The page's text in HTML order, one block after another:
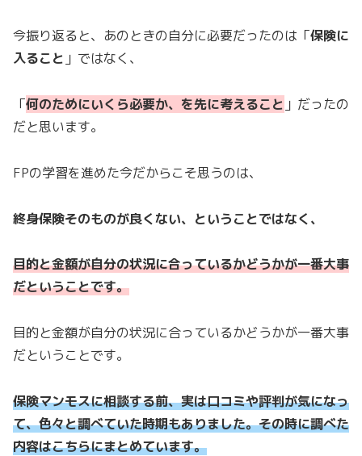
今振り返ると、あのときの自分に必要だったのは「保険に
入ること 」ではなく、
「何のためにいくら必要か、を先に考えること 」だったの
だと思います。
FPの学習を進めた今だからこそ思うのは、
終身保険そのものが良くない、ということではなく、
目的と金額が自分の状況に合っているかどうかが一番大事
だということです。
目的と金額が自分の状況に合っているかどうかが一番大事
だということです。
保険マンモスに相談する前、実は口コミや評判が気になっ
て、色々と調べていた時期もありました。その時に調べた
内容はこちらにまとめています。